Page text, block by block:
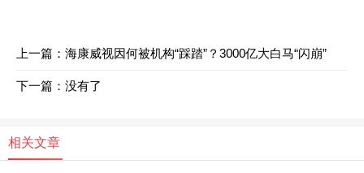
上一篇： 海康威视因何被机构“踩踏”？3000亿大白马“闪崩”
下一篇：没有了
相关文章